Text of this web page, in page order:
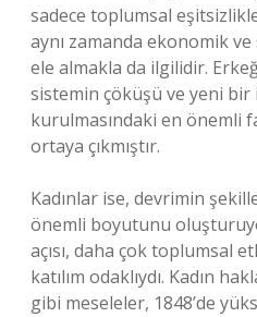
sadece toplumsal
aynı zamanda ekonomik
ele almakla da ilgilidir.
sistemin çöküşü ve yeni bir
kurulmasındaki en önemli
ortaya çıkmıştır.
Kadınlar ise, devrimin
önemli boyutunu
açısı, daha çok toplumsal
katılım odaklıydı. Kadın
gibi meseleler, 1848’de